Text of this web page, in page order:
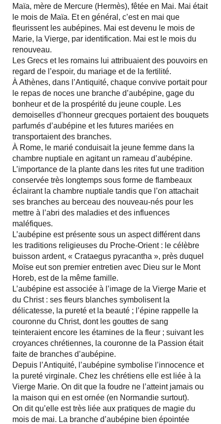
Maïa, mère de Mercure (Hermès), fêtée en Mai. Mai était
le mois de Maïa. Et en général, c’est en mai que
fleurissent les aubépines. Mai est devenu le mois de
Marie, la Vierge, par identification. Mai est le mois du
renouveau.
Les Grecs et les romains lui attribuaient des pouvoirs en
regard de l’espoir, du mariage et de la fertilité.
À Athènes, dans l’Antiquité, chaque convive portait pour
le repas de noces une branche d’aubépine, gage du
bonheur et de la prospérité du jeune couple. Les
demoiselles d’honneur grecques portaient des bouquets
parfumés d’aubépine et les futures mariées en
transportaient des branches.
À Rome, le marié conduisait la jeune femme dans la
chambre nuptiale en agitant un rameau d’aubépine.
L’importance de la plante dans les rites fut une tradition
conservée très longtemps sous forme de flambeaux
éclairant la chambre nuptiale tandis que l’on attachait
ses branches au berceau des nouveau-nés pour les
mettre à l’abri des maladies et des influences
maléfiques.
L’aubépine est présente sous un aspect différent dans
les traditions religieuses du Proche-Orient : le célèbre
buisson ardent, « Crataegus pyracantha », près duquel
Moïse eut son premier entretien avec Dieu sur le Mont
Horeb, est de la même famille.
L’aubépine est associée à l’image de la Vierge Marie et
du Christ : ses fleurs blanches symbolisent la
délicatesse, la pureté et la beauté ; l’épine rappelle la
couronne du Christ, dont les gouttes de sang
teinteraient encore les étamines de la fleur ; suivant les
croyances chrétiennes, la couronne de la Passion était
faite de branches d’aubépine.
Depuis l’Antiquité, l’aubépine symbolise l’innocence et
la pureté virginale. Chez les chrétiens elle est liée à la
Vierge Marie. On dit que la foudre ne l’atteint jamais ou
la maison qui en est ornée (en Normandie surtout).
On dit qu’elle est très liée aux pratiques de magie du
mois de mai. La branche d’aubépine bien épointée